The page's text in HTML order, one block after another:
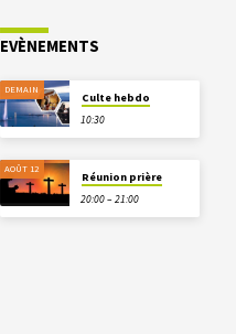
EVÈNEMENTS
DEMAIN
Culte hebdo
10:30
AOÛT 12
Réunion prière
20:00 – 21:00